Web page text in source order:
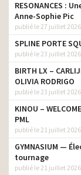
RESONANCES :
Anne-Sophie Pic
publié le 27 juillet 2026
SPLINE PORTE
publié le 23 juillet 2026
BIRTH LX –
OLIVIA RODRIGO
publié le 23 juillet 2026
KINOU –
PML
publié le 21 juillet 2026
GYMNASIUM —
tournage
publié le 21 juillet 2026